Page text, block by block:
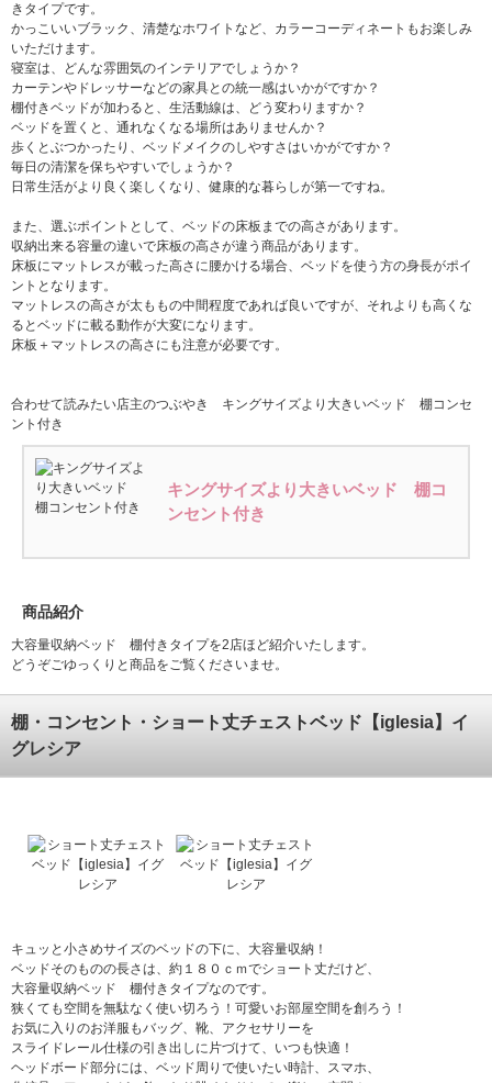
きタイプです。
かっこいいブラック、清楚なホワイトなど、カラーコーディネートもお楽しみ
いただけます。
寝室は、どんな雰囲気のインテリアでしょうか？
カーテンやドレッサーなどの家具との統一感はいかがですか？
棚付きベッドが加わると、生活動線は、どう変わりますか？
ベッドを置くと、通れなくなる場所はありませんか？
歩くとぶつかったり、ベッドメイクのしやすさはいかがですか？
毎日の清潔を保ちやすいでしょうか？
日常生活がより良く楽しくなり、健康的な暮らしが第一ですね。
また、選ぶポイントとして、ベッドの床板までの高さがあります。
収納出来る容量の違いで床板の高さが違う商品があります。
床板にマットレスが載った高さに腰かける場合、ベッドを使う方の身長がポイ
ントとなります。
マットレスの高さが太ももの中間程度であれば良いですが、それよりも高くな
るとベッドに載る動作が大変になります。
床板＋マットレスの高さにも注意が必要です。
合わせて読みたい店主のつぶやき キングサイズより大きいベッド 棚コンセ
ント付き
キングサイズより大きいベッド 棚コ
ンセント付き
商品紹介
大容量収納ベッド 棚付きタイプを2店ほど紹介いたします。
どうぞごゆっくりと商品をご覧くださいませ。
棚・コンセント・ショート丈チェストベッド【iglesia】イ
グレシア
キュッと小さめサイズのベッドの下に、大容量収納！
ベッドそのものの長さは、約１８０ｃｍでショート丈だけど、
大容量収納ベッド 棚付きタイプなのです。
狭くても空間を無駄なく使い切ろう！可愛いお部屋空間を創ろう！
お気に入りのお洋服もバッグ、靴、アクセサリーを
スライドレール仕様の引き出しに片づけて、いつも快適！
ヘッドボード部分には、ベッド周りで使いたい時計、スマホ、